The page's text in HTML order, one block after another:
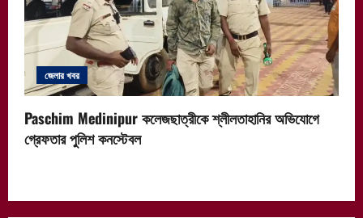
জেলার খবর
Paschim Medinipur কলেজছাত্রীকে শ্লীলতাহানির অভিযোগে
গ্রেফতার পুলিশ কনস্টেবল